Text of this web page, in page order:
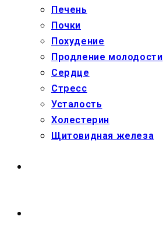
Печень
Почки
Похудение
Продление молодости
Сердце
Стресс
Усталость
Холестерин
Щитовидная железа